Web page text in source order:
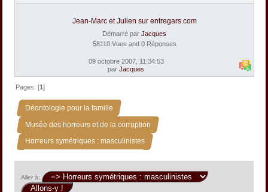
Jean-Marc et Julien sur entregars.com
Démarré par Jacques
58110 Vues and 0 Réponses
09 octobre 2007, 11:34:53
par Jacques
Pages: [1]
Déontologie pour la famille »
Musée des horreurs et de la corruption »
Horreurs symétriques : masculinistes
Aller à: